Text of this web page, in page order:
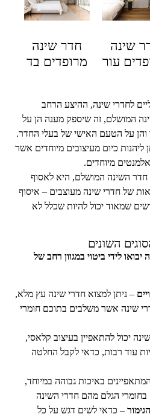
שינה
עור
חדר שינה
מרופדים בד
לחדרי שינה, ההיצע הרחב
המושלם, זה שיספק מענה הן על
והן על הטעם האישי של בעלי החדר.
ליהנות כיום מעיצובים מיוחדים אשר
מיוחדים.
השינה המושלם, היא לאסוף
של חדרי שינה מעוצבים – איסוף
שמאוד יכול להיות שכלל לא
השונים
לידי ביטוי במגוון רחב של
– ניתן למצוא חדרי שינה עץ מלא,
שינה אשר משלבים בתוכם חומרי
יכול להתאפיין בעיצוב קלאסי,
עוד רבות, כדאי לקבל החלטה
באיכות גבוהה במיוחד,
בחומרי הגלם מהם חדרי השינה
הגימור – כדאי לשים דגש על כל